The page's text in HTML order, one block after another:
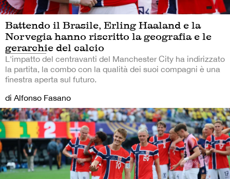
Battendo il Brasile, Erling Haaland e la
Norvegia hanno riscritto la geografia e le
gerarchie del calcio
L'impatto del centravanti del Manchester City ha indirizzato
la partita, la combo con la qualità dei suoi compagni è una
finestra aperta sul futuro.
di Alfonso Fasano